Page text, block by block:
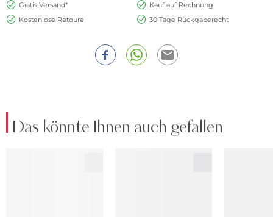
Gratis Versand*
Kauf auf Rechnung
Kostenlose Retoure
30 Tage Rückgaberecht
Das könnte Ihnen auch gefallen